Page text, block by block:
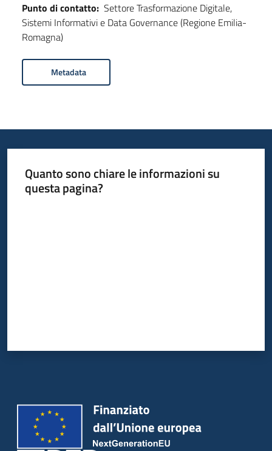
Punto di contatto: Settore Trasformazione Digitale,
Sistemi Informativi e Data Governance (Regione Emilia-
Romagna)
Metadata
Quanto sono chiare le informazioni su
questa pagina?